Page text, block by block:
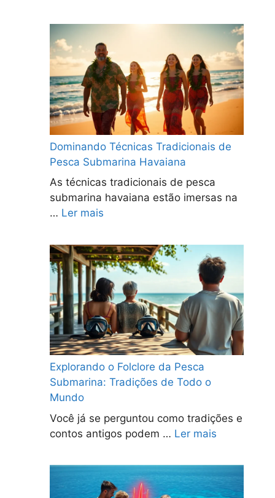
Dominando Técnicas Tradicionais de
Pesca Submarina Havaiana
As técnicas tradicionais de pesca
submarina havaiana estão imersas na
… Ler mais
Explorando o Folclore da Pesca
Submarina: Tradições de Todo o
Mundo
Você já se perguntou como tradições e
contos antigos podem … Ler mais